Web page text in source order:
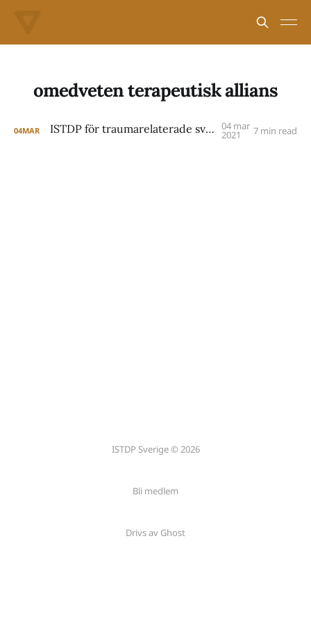
omedveten terapeutisk allians
04MAR ISTDP för traumarelaterade svårigheter 04 mar
2021 7 min read
ISTDP Sverige © 2026
Bli medlem
Drivs av Ghost